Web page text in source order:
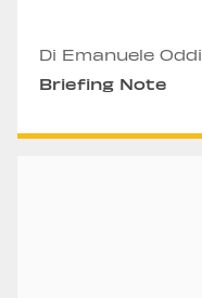
Di Emanuele Oddi
Briefing Note